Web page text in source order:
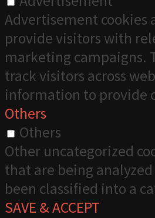
Advertisement cookies
provide visitors with
marketing campaigns.
track visitors across
information to provide
Others
Others
Other uncategorized
that are being
been classified into a
SAVE & ACCEPT